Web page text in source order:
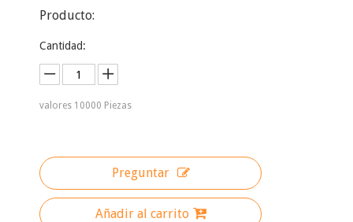
Producto:
Cantidad:
valores 10000 Piezas
Preguntar
Añadir al carrito